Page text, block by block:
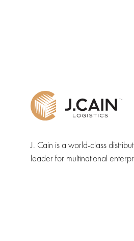
J. Cain is a world-class
leader for multinational